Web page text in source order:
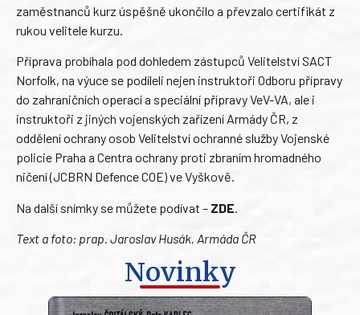
zaměstnanců kurz úspěšně ukončilo a převzalo certifikát z
rukou velitele kurzu.
Příprava probíhala pod dohledem zástupců Velitelství SACT
Norfolk, na výuce se podíleli nejen instruktoři Odboru přípravy
do zahraničních operací a speciální přípravy VeV-VA, ale i
instruktoři z jiných vojenských zařízení Armády ČR, z
oddělení ochrany osob Velitelství ochranné služby Vojenské
policie Praha a Centra ochrany proti zbraním hromadného
ničení (JCBRN Defence COE) ve Vyškově.
Na další snímky se můžete podívat – ZDE
Text a foto: prap. Jaroslav Husák, Armáda ČR
Novinky